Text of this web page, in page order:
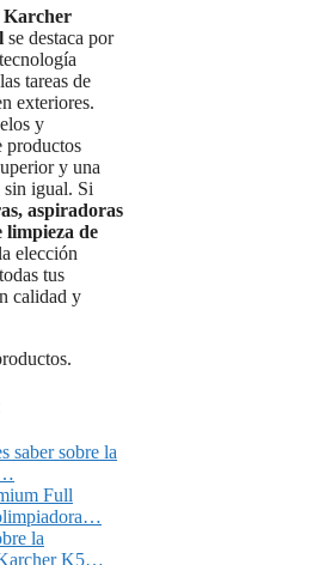
Karcher
se destaca por
tareas de
exteriores.
y
productos
y una
sin igual. Si
aspiradoras
limpieza de
elección
tus
calidad y
saber sobre la
Full
la
K5…